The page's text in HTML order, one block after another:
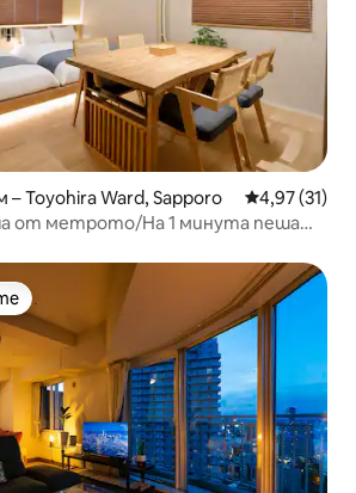
Toyohira Ward, Sapporo Средна
4,97 (31)
от метрото/На 1 минута пеша
6 души/Модерно.